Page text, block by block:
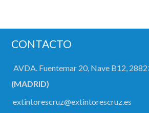
CONTACTO
AVDA. Fuentemar 20, Nave B12,
(MADRID)
extintorescruz@extintorescruz.es